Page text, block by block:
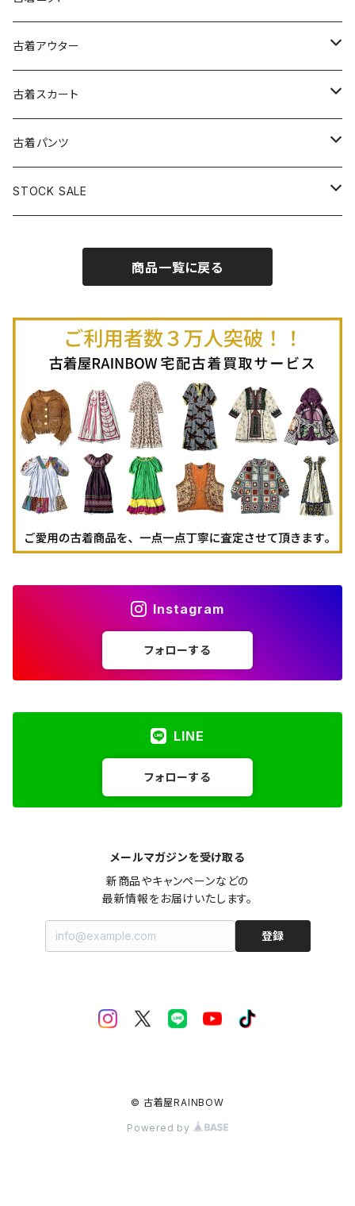
古着キャミソールワンピース
古着ベアトップワンピース
古着オールインワン
古着オーバーオール
古着ノースリーブシャツ・ブラウス
古着スウェット
古着パーカー
古着プルオーバー
古着長袖プルオーバー
古着半袖プルオーバー
古着Ｔシャツ
古着長袖Ｔシャツ
古着半袖Ｔシャツ
古着ベスト
古着キャミソール
古着ポロシャツ
古着長袖ポロシャツ
古着スウェット
古着パーカー
古着タンクトップ
古着セーター
古着カーディガン
古着半袖ニット
古着ニットアウター
古着アウター
古着ライトジャケット
古着ライトコート
古着ヘビージャケット
古着羽織り
古着スカート
古着ロング丈スカート (丈76cm-)
古着膝丈スカート (丈56-75cm)
古着ミニ丈スカート (丈56-75cm)
古着パンツ
古着ロング丈パンツ
STOCK SALE
Autumn / Winter
商品一覧に戻る
Instagram
フォローする
LINE
フォローする
メールマガジンを受け取る
新商品やキャンペーンなどの
最新情報をお届けいたします。
登録
© 古着屋RAINBOW
Powered by